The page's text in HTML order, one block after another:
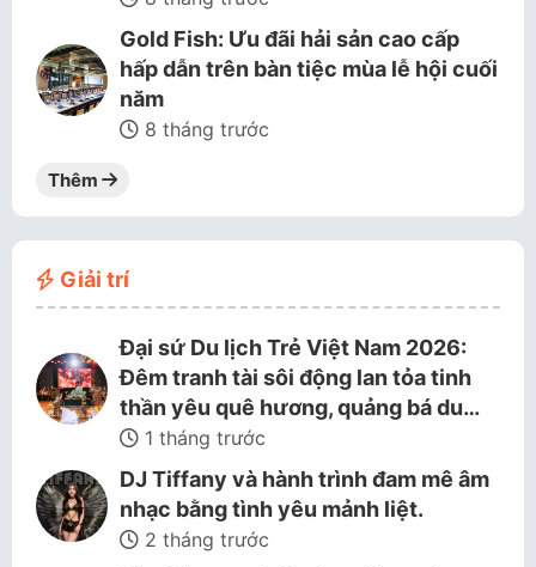
Gold Fish: Ưu đãi hải sản cao cấp
hấp dẫn trên bàn tiệc mùa lễ hội cuối
năm
8 tháng trước
Thêm
Giải trí
Đại sứ Du lịch Trẻ Việt Nam 2026:
Đêm tranh tài sôi động lan tỏa tinh
thần yêu quê hương, quảng bá du…
1 tháng trước
DJ Tiffany và hành trình đam mê âm
nhạc bằng tình yêu mảnh liệt.
2 tháng trước